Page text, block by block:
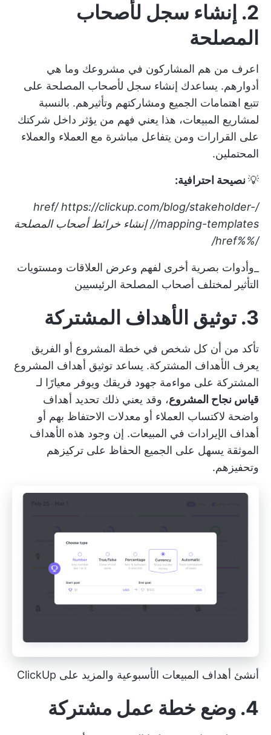
2. إنشاء سجل لأصحاب
المصلحة
اعرف من هم المشاركون في مشروعك وما هي
أدوارهم. يساعدك إنشاء سجل لأصحاب المصلحة على
تتبع اهتمامات الجميع ومشاركتهم وتأثيرهم. بالنسبة
لمشاريع المبيعات، هذا يعني فهم من يؤثر داخل شركتك
على القرارات ومن يتفاعل مباشرة مع العملاء والعملاء
المحتملين.
💡نصيحة احترافية:
/href/
https://clickup.com/blog/stakeholder-
mapping-templates//
إنشاء خرائط أصحاب المصلحة
/%%href/
_وأدوات بصرية أخرى لفهم وعرض العلاقات ومستويات
التأثير لمختلف أصحاب المصلحة الرئيسيين
3. توثيق الأهداف المشتركة
تأكد من أن كل شخص في خطة المشروع أو الفريق
يعرف الأهداف المشتركة. يساعد توثيق أهداف المشروع
المشتركة على مواءمة جهود فريقك ويوفر معيارًا لـ
قياس نجاح المشروع، وقد يعني ذلك تحديد أهداف
واضحة لاكتساب العملاء أو معدلات الاحتفاظ بهم أو
أهداف الإيرادات في المبيعات. إن وجود هذه الأهداف
الموثقة يسهل على الجميع الحفاظ على تركيزهم
وتحفيزهم.
أنشئ أهداف المبيعات الأسبوعية والمزيد على ClickUp
4. وضع خطة عمل مشتركة